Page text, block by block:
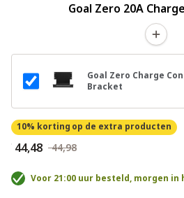
Goal Zero 20A
Goal Zero Charge
Bracket
10% korting op de extra producten
€ 44,48 € 44,98
Voor 21:00 uur besteld, morgen in